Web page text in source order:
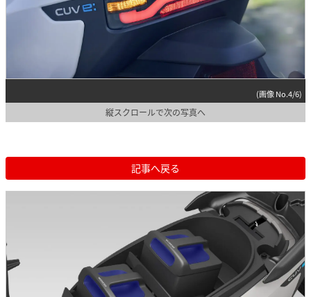
(画像 No.4/6)
縦スクロールで次の写真へ
記事へ戻る